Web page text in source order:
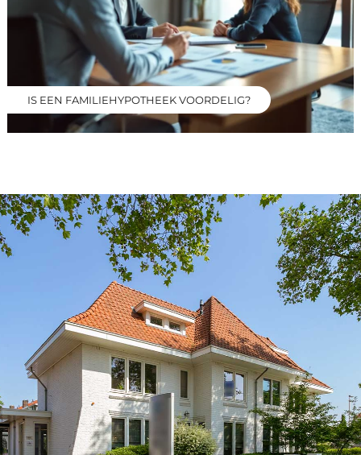
IS EEN FAMILIEHYPOTHEEK VOORDELIG?